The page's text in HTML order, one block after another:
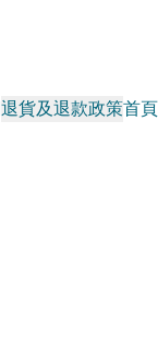
退貨及退款政策首頁